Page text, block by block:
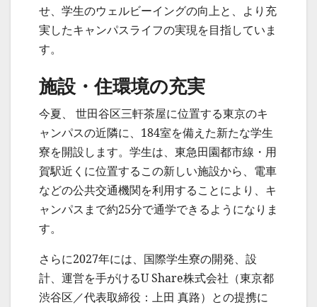
せ、学生のウェルビーイングの向上と、より充
実したキャンパスライフの実現を目指していま
す。
施設・住環境の充実
今夏、 世田谷区三軒茶屋に位置する東京のキ
ャンパスの近隣に、184室を備えた新たな学生
寮を開設します。学生は、東急田園都市線・用
賀駅近くに位置するこの新しい施設から、電車
などの公共交通機関を利用することにより、キ
ャンパスまで約25分で通学できるようになりま
す。
さらに2027年には、国際学生寮の開発、設
計、運営を手がけるU Share株式会社（東京都
渋谷区／代表取締役：上田 真路）との提携に